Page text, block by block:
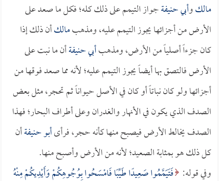
مالكوأبي حنيفةجواز التيمم على ذلك كله؛ فكل ما صعد على
الأرض من أجزائها يجوز التيمم عليه، ومذهبمالكأن ذلك إذا
كان جزءاً أصلياً من الأرض، ومذهبأبي حنيفةأن ما نبت على
الأرض فالتصق بها أيضاً يجوز التيمم عليه؛ لأنه مما صعد فوقها من
أجزائها ولو كان نباتاً أو كان في الأصل حيواناً ثم تحجر، مثل بعض
الصدف الذي يكون في الأنهار والغدران وعلى أطراف البحار؛ فهذا
الصدف يخالط الأرض فيصبح منها كأنه حجر، فرأىأبو حنيفةأن
كل ذلك هو بمثابة الصعيد؛ لأنه من الأرض وأصبح منها.
وفي قوله: فَتَيَمَّمُوا صَعِيدًا طَيِّبًا فَامْسَحُوا بِوُجُوهِكُمْ وَأَيْدِيكُمْ مِنْهُ